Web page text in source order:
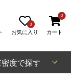
0
お気に入り
0
カート
度で探す